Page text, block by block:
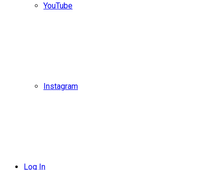
YouTube
Instagram
Log In